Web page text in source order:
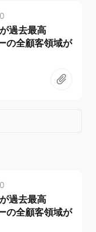
過去最高
の全顧客領域が
過去最高
の全顧客領域が